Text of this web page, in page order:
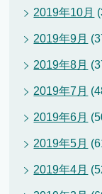
2019年10月
2019年9月
2019年8月
2019年7月
2019年6月
2019年5月
2019年4月